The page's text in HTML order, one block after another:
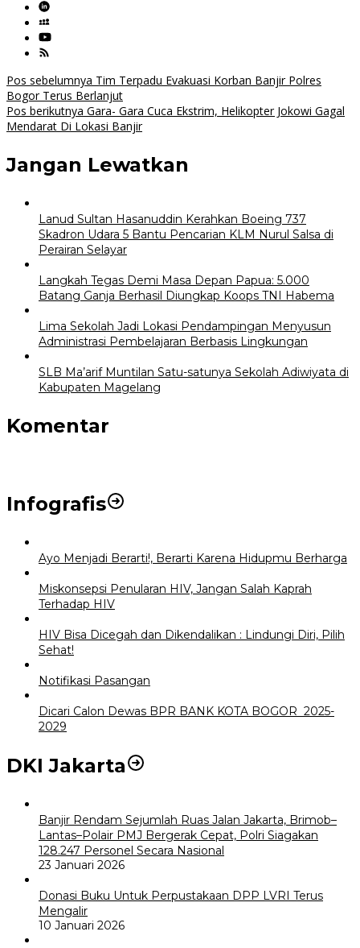
Navigasi
pos
Pos sebelumnya Tim Terpadu Evakuasi Korban Banjir Polres
Bogor Terus Berlanjut
Pos berikutnya Gara- Gara Cuca Ekstrim, Helikopter Jokowi Gagal
Mendarat Di Lokasi Banjir
Jangan Lewatkan
Lanud Sultan Hasanuddin Kerahkan Boeing 737
Skadron Udara 5 Bantu Pencarian KLM Nurul Salsa di
Perairan Selayar
Langkah Tegas Demi Masa Depan Papua: 5.000
Batang Ganja Berhasil Diungkap Koops TNI Habema
Lima Sekolah Jadi Lokasi Pendampingan Menyusun
Administrasi Pembelajaran Berbasis Lingkungan
SLB Ma’arif Muntilan Satu-satunya Sekolah Adiwiyata di
Kabupaten Magelang
Komentar
Infografis
Ayo Menjadi Berarti!, Berarti Karena Hidupmu Berharga
Miskonsepsi Penularan HIV, Jangan Salah Kaprah
Terhadap HIV
HIV Bisa Dicegah dan Dikendalikan : Lindungi Diri, Pilih
Sehat!
Notifikasi Pasangan
Dicari Calon Dewas BPR BANK KOTA BOGOR 2025-
2029
DKI Jakarta
Banjir Rendam Sejumlah Ruas Jalan Jakarta, Brimob–
Lantas–Polair PMJ Bergerak Cepat, Polri Siagakan
128.247 Personel Secara Nasional
23 Januari 2026
Donasi Buku Untuk Perpustakaan DPP LVRI Terus
Mengalir
10 Januari 2026